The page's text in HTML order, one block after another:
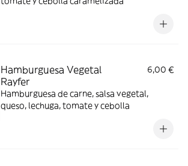
Hamburguesa Vegetal
Rayfer
6,00 €
Hamburguesa de carne, salsa vegetal,
queso, lechuga, tomate y cebolla